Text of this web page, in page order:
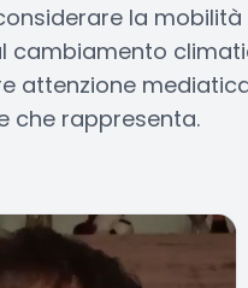
la
cambiamento
attenzione
che rappresenta.